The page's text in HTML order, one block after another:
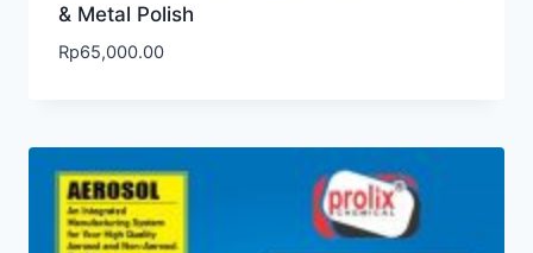
& Metal Polish
Rp65,000.00